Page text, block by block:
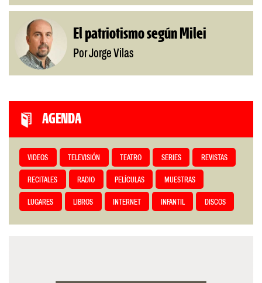
El patriotismo según Milei
Por Jorge Vilas
AGENDA
VIDEOS TELEVISIÓN TEATRO SERIES REVISTAS
RECITALES RADIO PELÍCULAS MUESTRAS
LUGARES LIBROS INTERNET INFANTIL DISCOS